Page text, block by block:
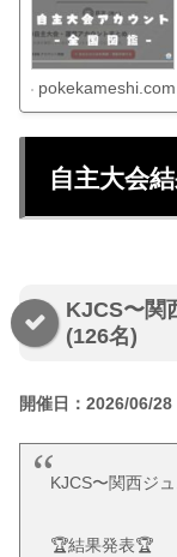
pokekameshi.com
自主大会
KJCS〜関
(126名)
開催日：2026/06/
KJCS〜関西ジ
🏆結果発表🏆